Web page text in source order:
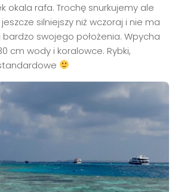
okala rafa. Trochę snurkujemy ale
silniejszy niż wczoraj i nie ma
swojego położenia. Wpycha
cm wody i koralowce. Rybki,